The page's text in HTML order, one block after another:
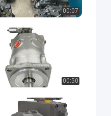
مستويات
هيدروليكي
2025-
01-13
#
المضخة
00:07
00:50